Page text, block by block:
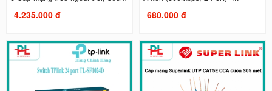
4.235.000 đ 680.000 đ